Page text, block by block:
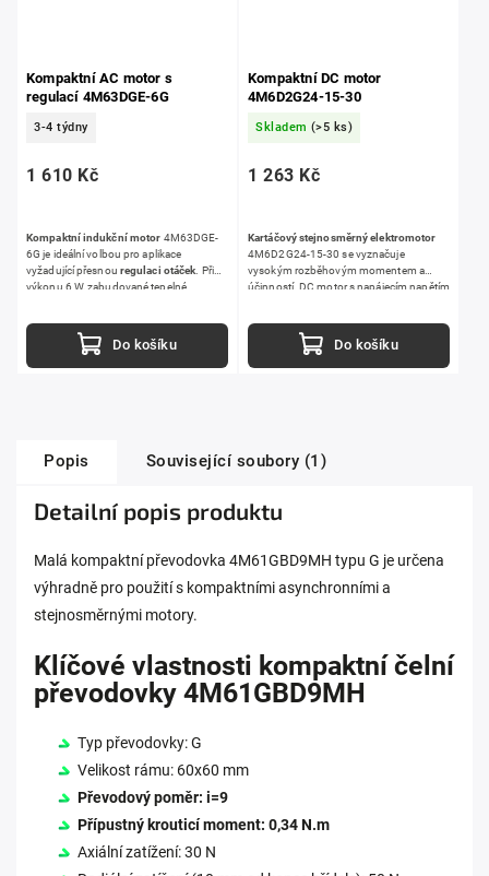
Kompaktní AC motor s
regulací 4M63DGE-6G
3-4 týdny
1 610 Kč
Do košíku
Kompaktní indukční motor 4M63DGE-
6G je ideální volbou pro aplikace
vyžadující přesnou regulaci otáček . Při
výkonu 6 W, zabudované tepelné
asynchronní elektromotor nasazení v
širokém spektru aplikací.K provozu
motoru je nezbytná jednotka 4M3000.
Kompaktní DC motor
4M6D2G24-15-30
Skladem (>5 ks)
1 263 Kč
Do košíku
Kartáčový stejnosměrný elektromotor
4M6D2G24-15-30 se vyznačuje
vysokým rozběhovým momentem a
účinností. DC motor s napájecím napětím
Popis Související soubory (1)
Detailní popis produktu
Malá kompaktní převodovka 4M61GBD9MH typu G je určena
výhradně pro použití s kompaktními asynchronními a
stejnosměrnými motory.
Klíčové vlastnosti kompaktní čelní
převodovky 4M61GBD9MH
Typ převodovky: G
Velikost rámu: 60x60 mm
Převodový poměr: i=9
Přípustný krouticí moment: 0,34 N.m
Axiální zatížení: 30 N